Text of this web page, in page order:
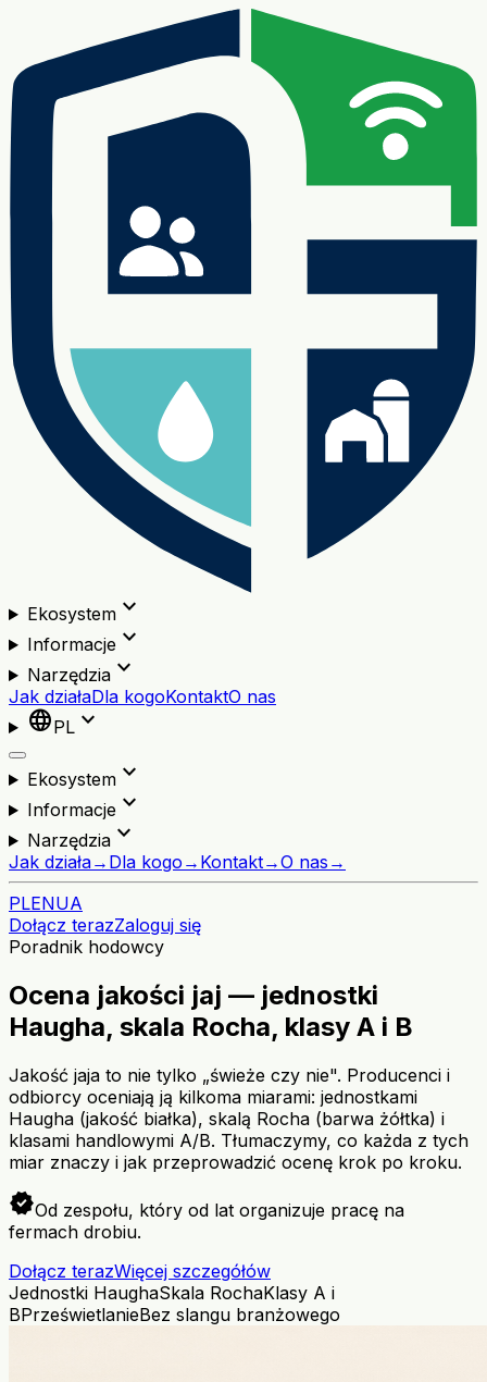
Ekosystemexpand_more
Informacjeexpand_more
Narzędziaexpand_more
Jak działaDla kogoKontaktO nas
languagePL expand_more
Ekosystemexpand_more
Informacjeexpand_more
Narzędziaexpand_more
Jak działa→ Dla kogo → Kontakt→O nas →
PLENUA
Dołącz terazZaloguj się
Poradnik hodowcy
Ocena jakości jaj — jednostki
Haugha, skala Rocha, klasy A i B
Jakość jaja to nie tylko „świeże czy nie". Producenci i
odbiorcy oceniają ją kilkoma miarami: jednostkami
Haugha (jakość białka), skalą Rocha (barwa żółtka) i
klasami handlowymi A/B. Tłumaczymy, co każda z tych
miar znaczy i jak przeprowadzić ocenę krok po kroku.
verifiedOd zespołu, który od lat organizuje pracę na
fermach drobiu.
Dołącz terazWięcej szczegółów
Jednostki HaughaSkala RochaKlasy A i
BPrześwietlanieBez slangu branżowego